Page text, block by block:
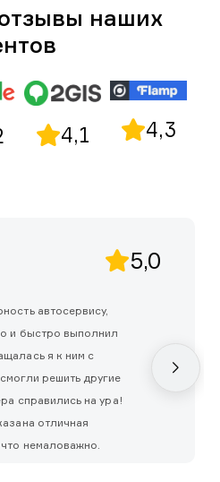
наших
4,1 4,3
5,0
автосервису,
и быстро выполнил
я к ним с
решить другие
справились на ура!
отличная
немаловажно.